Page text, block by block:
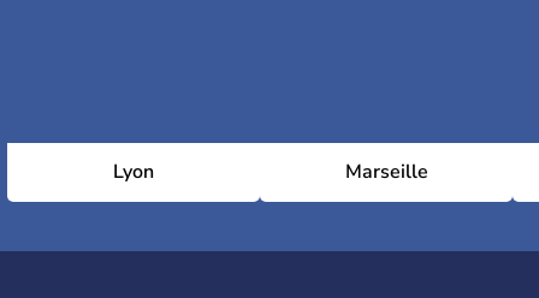
Lyon Marseille